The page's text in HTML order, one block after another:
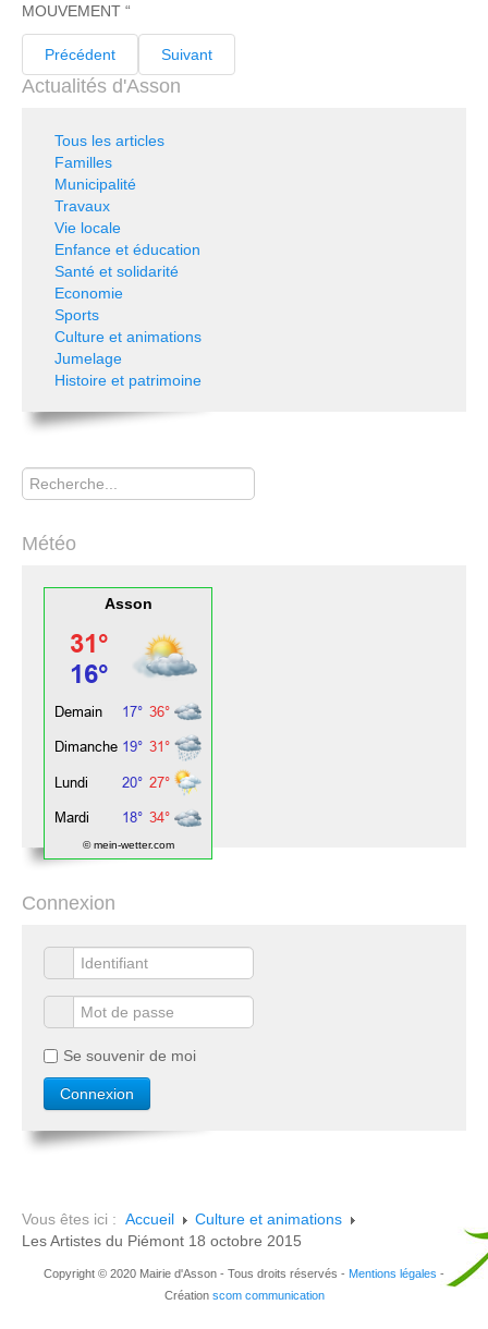
MOUVEMENT “
Précédent Suivant
Actualités d'Asson
Tous les articles
Familles
Municipalité
Travaux
Vie locale
Enfance et éducation
Santé et solidarité
Economie
Sports
Culture et animations
Jumelage
Histoire et patrimoine
Rechercher
Météo
Asson
© mein-wetter.com
Connexion
Se souvenir de moi
Vous êtes ici : Accueil
Culture et animations
Les Artistes du Piémont 18 octobre 2015
Copyright © 2020 Mairie d'Asson - Tous droits réservés - Mentions légales -
Création scom communication